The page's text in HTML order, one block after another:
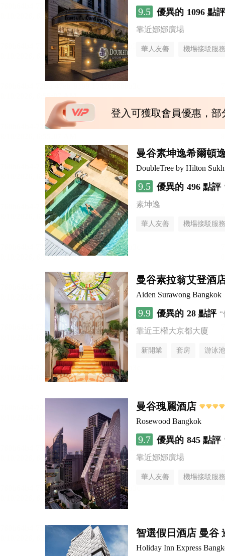
9.5 優異的 1096 點評
靠近娜娜廣場
華人友善 機場接駁服務
登入可獲取會員優惠，
曼谷素坤逸希爾頓
DoubleTree by Hilton
9.5 優異的 496 點評
素坤逸
華人友善 機場接駁服務
曼谷素拉翁艾登酒
Aiden Surawong Bangkok
9.9 優異的 28 點評
靠近王權大京都大廈
新開業 套房 游泳池
曼谷瑰麗酒店
Rosewood Bangkok
9.7 優異的 845 點評
靠近娜娜廣場
華人友善 機場接駁服務
智選假日酒店 曼谷
Holiday Inn Express